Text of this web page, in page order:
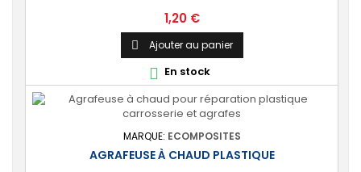
Prix
1,20 €
 Ajouter au panier
 En stock
MARQUE: ECOMPOSITES
AGRAFEUSE À CHAUD PLASTIQUE